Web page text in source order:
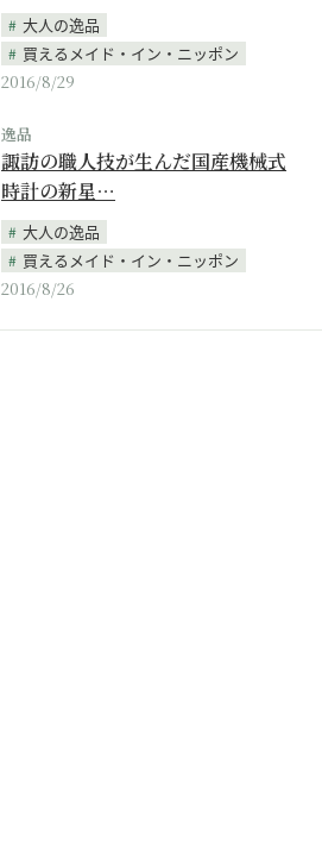
大人の逸品
買えるメイド・イン・ニッポン
2016/8/29
逸品
諏訪の職人技が生んだ国産機械式
時計の新星…
大人の逸品
買えるメイド・イン・ニッポン
2016/8/26